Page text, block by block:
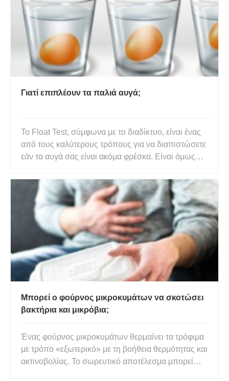
Γιατί επιπλέουν τα παλιά αυγά;
Το Float Test, σύμφωνα με το διαδίκτυο, είναι ένας
από τους καλύτερους τρόπους για να διαπιστώσετε
εάν τα αυγά σας είναι ακόμα φρέσκα. Είναι όμως
Test είναι ένας απλός και εύκολος τρόπος για να
ελέγξετε τη φρεσκάδα ενός αυγού. Τοποθετείτε
απαλά
Μπορεί ο φούρνος μικροκυμάτων να σκοτώσει
βακτήρια και μικρόβια;
Ένας φούρνος μικροκυμάτων θερμαίνει τα τρόφιμα
με τρόπο «εξωτερικό» με τη βοήθεια θερμότητας και
ακτινοβολίας. Το σωρευτικό αποτέλεσμα μπορεί